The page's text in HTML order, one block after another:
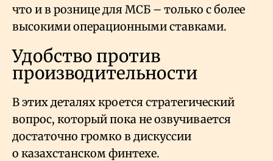
что и в рознице для МСБ – только с более
высокими операционными ставками.
Удобство против
производительности
В этих деталях кроется стратегический
вопрос, который пока не озвучивается
достаточно громко в дискуссии
о казахстанском финтехе.